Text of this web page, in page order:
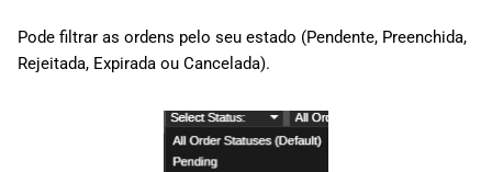
Pode filtrar as ordens pelo seu estado (Pendente, Preenchida,
Rejeitada, Expirada ou Cancelada).